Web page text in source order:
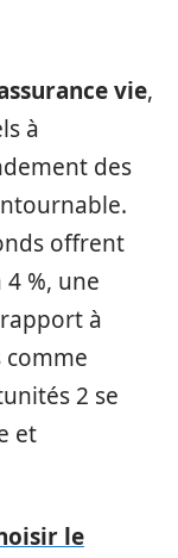
vie,
à
des
offrent
%, une
à
comme
2 se
et
le